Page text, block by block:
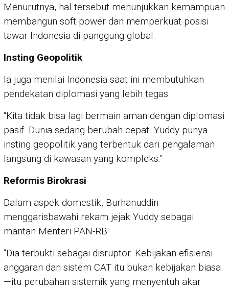
Menurutnya, hal tersebut menunjukkan kemampuan
membangun soft power dan memperkuat posisi
tawar Indonesia di panggung global.
Insting Geopolitik
Ia juga menilai Indonesia saat ini membutuhkan
pendekatan diplomasi yang lebih tegas.
“Kita tidak bisa lagi bermain aman dengan diplomasi
pasif. Dunia sedang berubah cepat. Yuddy punya
insting geopolitik yang terbentuk dari pengalaman
langsung di kawasan yang kompleks.”
Reformis Birokrasi
Dalam aspek domestik, Burhanuddin
menggarisbawahi rekam jejak Yuddy sebagai
mantan Menteri PAN-RB.
“Dia terbukti sebagai disruptor. Kebijakan efisiensi
anggaran dan sistem CAT itu bukan kebijakan biasa
—itu perubahan sistemik yang menyentuh akar